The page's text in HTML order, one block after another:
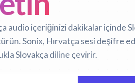
audio içeriğinizi dakikalar içinde
Sonix, Hırvatça sesi deşifre
Slovakça diline çevirir.